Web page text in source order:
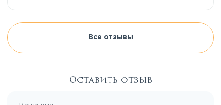
Все отзывы
Оставить отзыв